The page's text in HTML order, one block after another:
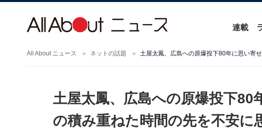
連載
All About ニュース ネットの話題 土屋太鳳、広島への原爆投下80年に思い寄
土屋太鳳、広島への原爆投下80
の積み重ねた時間の先を不安に